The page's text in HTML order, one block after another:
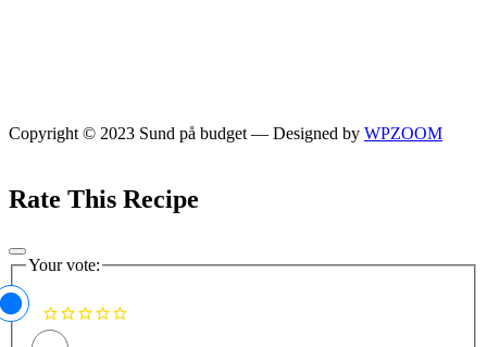
Copyright © 2023 Sund på budget — Designed by WPZOOM
Rate This Recipe
Your vote: